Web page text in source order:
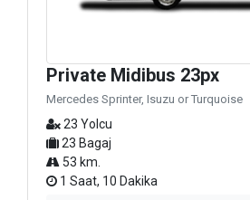
Private Midibus 23px
Mercedes Sprinter, Isuzu or Turquoise
23 Yolcu
23 Bagaj
53 km.
1 Saat, 10 Dakika